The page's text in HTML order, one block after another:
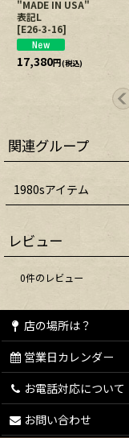
"MADE IN USA"
表記L
[E26-3-16]
17,380円(税込)
関連グループ
1980sアイテム
レビュー
0件のレビュー
店の場所は？
営業日カレンダー
お電話対応について
お問い合わせ